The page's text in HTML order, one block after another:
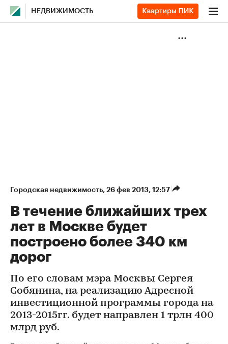
НЕДВИЖИМОСТЬ
Городская недвижимость⁠, 26 фев 2013, 12:57
В течение ближайших трех
лет в Москве будет
построено более 340 км
дорог
По его словам мэра Москвы Сергея
Собянина, на реализацию Адресной
инвестиционной программы города на
2013-2015гг. будет направлен 1 трлн 400
млрд руб.